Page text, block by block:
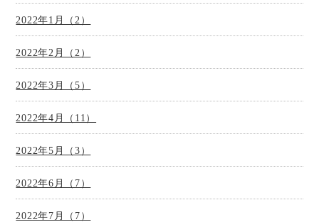
2022年1月（2）
2022年2月（2）
2022年3月（5）
2022年4月（11）
2022年5月（3）
2022年6月（7）
2022年7月（7）